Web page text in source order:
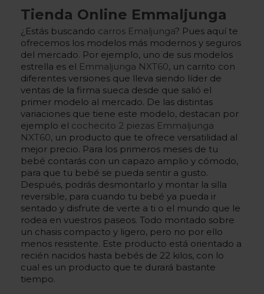
Tienda Online Emmaljunga
¿Estás buscando carros Emaljunga? Pues aquí te
ofrecemos los modelos más modernos y seguros
del mercado. Por ejemplo, uno de sus modelos
estrella es el Emmaljunga NXT60, un carrito con
diferentes versiones que lleva siendo líder de
ventas de la firma sueca desde que salió el
primer modelo al mercado. De las distintas
variaciones que tiene este modelo, destacan por
ejemplo el cochecito 2 piezas Emmaljunga
NXT60, un producto que te ofrece versatilidad al
mejor precio. Para los primeros meses de tu
bebé contarás con un capazo amplio y cómodo,
para que tu bebé se pueda sentir a gusto.
Después, podrás desmontarlo y montar la silla
reversible, para cuando tu bebé ya pueda ir
sentado y disfrute de verte a ti o el mundo que le
rodea en vuestros paseos. Todo montado sobre
un chasis compacto y ligero, pero no por ello
menos resistente. Este producto está orientado a
recién nacidos hasta bebés de 22 kilos, con lo
cual es un producto que te durará bastante
tiempo.